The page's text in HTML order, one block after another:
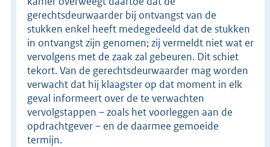
gerechtsdeurwaarder bij ontvangst van de
stukken enkel heeft medegedeeld dat de stukken
in ontvangst zijn genomen; zij vermeldt niet wat er
vervolgens met de zaak zal gebeuren. Dit schiet
tekort. Van de gerechtsdeurwaarder mag worden
verwacht dat hij klaagster op dat moment in elk
geval informeert over de te verwachten
vervolgstappen – zoals het voorleggen aan de
opdrachtgever – en de daarmee gemoeide
termijn.